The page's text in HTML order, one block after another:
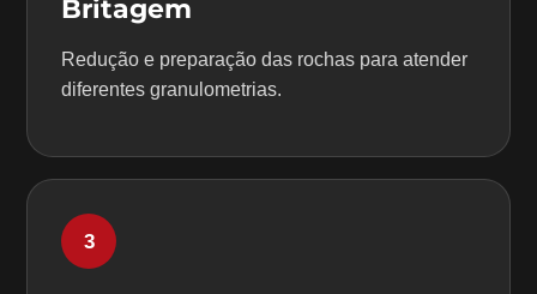
Britagem
Redução e preparação das rochas para atender
diferentes granulometrias.
3